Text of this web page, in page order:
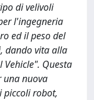
di velivoli
l'ingegneria
ed il peso del
dando vita alla
Questa
una nuova
piccoli robot,